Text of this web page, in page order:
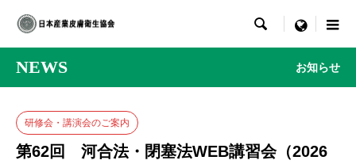
 menu
NEWS お知らせ
研修会・講演会のご案内
第62回 河合法・閉塞法WEB講習会（2026